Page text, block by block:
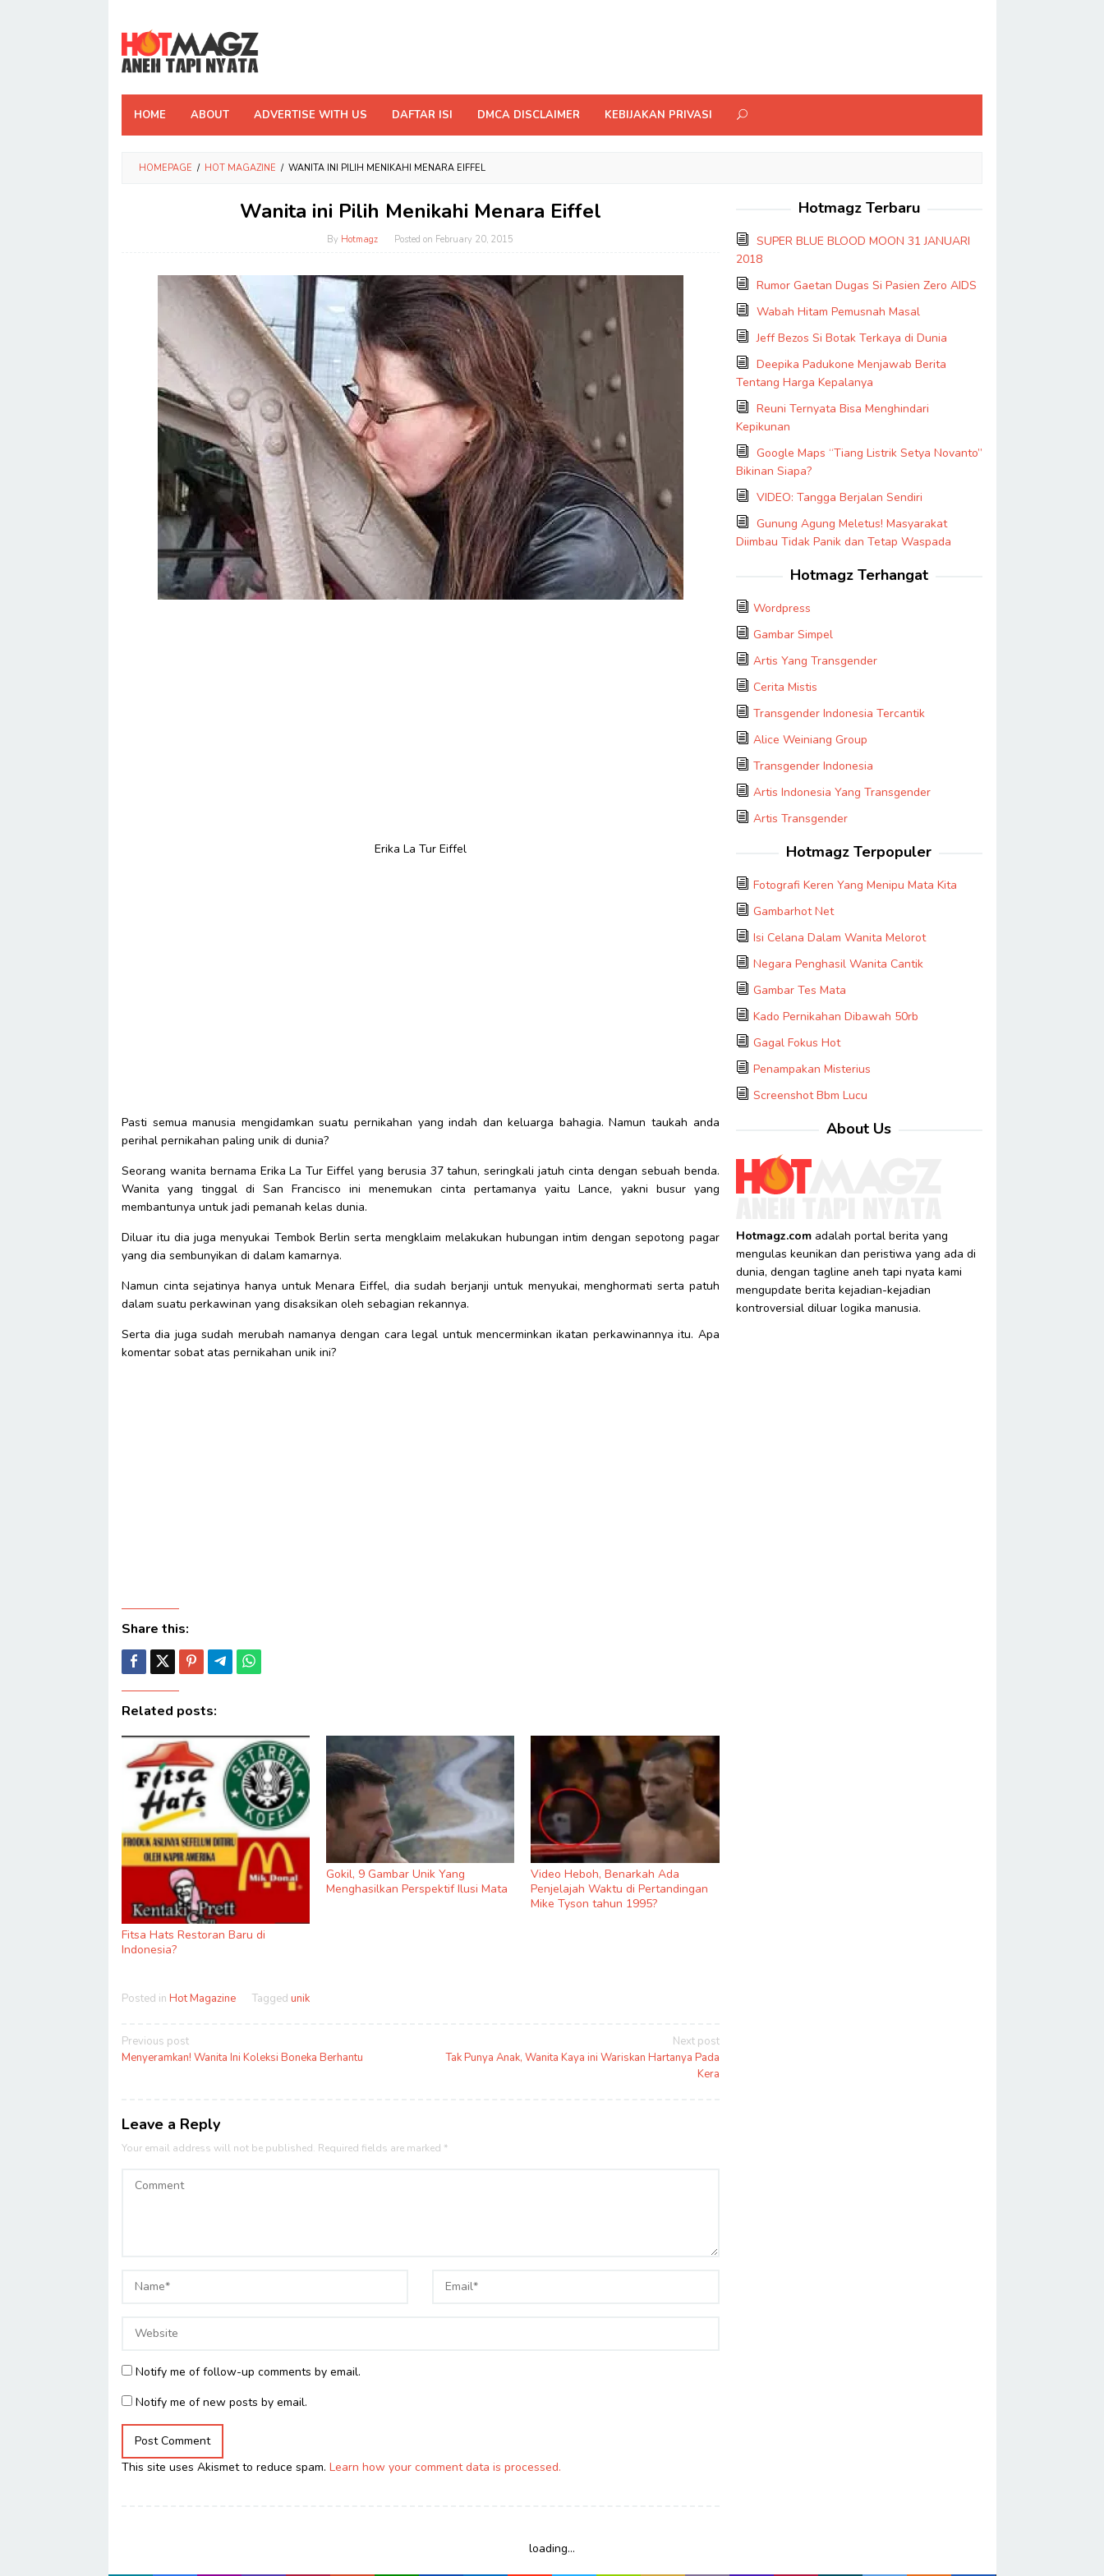
content
HOME ABOUT ADVERTISE WITH US DAFTAR ISI DMCA DISCLAIMER KEBIJAKAN PRIVASI
HOMEPAGE / HOT MAGAZINE / WANITA INI PILIH MENIKAHI MENARA EIFFEL
Wanita ini Pilih Menikahi Menara Eiffel
By Hotmagz Posted on February 20, 2015
Erika La Tur Eiffel
Pasti semua manusia mengidamkan suatu pernikahan yang indah dan keluarga bahagia. Namun taukah anda
perihal pernikahan paling unik di dunia?
Seorang wanita bernama Erika La Tur Eiffel yang berusia 37 tahun, seringkali jatuh cinta dengan sebuah benda.
Wanita yang tinggal di San Francisco ini menemukan cinta pertamanya yaitu Lance, yakni busur yang
membantunya untuk jadi pemanah kelas dunia.
Diluar itu dia juga menyukai Tembok Berlin serta mengklaim melakukan hubungan intim dengan sepotong pagar
yang dia sembunyikan di dalam kamarnya.
Namun cinta sejatinya hanya untuk Menara Eiffel, dia sudah berjanji untuk menyukai, menghormati serta patuh
dalam suatu perkawinan yang disaksikan oleh sebagian rekannya.
Serta dia juga sudah merubah namanya dengan cara legal untuk mencerminkan ikatan perkawinannya itu. Apa
komentar sobat atas pernikahan unik ini?
Share this:
Related posts:
Fitsa Hats Restoran Baru di
Indonesia?
Gokil, 9 Gambar Unik Yang
Menghasilkan Perspektif Ilusi Mata
Video Heboh, Benarkah Ada
Penjelajah Waktu di Pertandingan
Mike Tyson tahun 1995?
Posted in Hot Magazine Tagged unik
Post
navigation
Previous post
Menyeramkan! Wanita Ini Koleksi Boneka Berhantu
Next post
Tak Punya Anak, Wanita Kaya ini Wariskan Hartanya Pada
Kera
Leave a Reply
Your email address will not be published. Required fields are marked *
Notify me of follow-up comments by email.
Notify me of new posts by email.
This site uses Akismet to reduce spam. Learn how your comment data is processed.
Hotmagz Terbaru
SUPER BLUE BLOOD MOON 31 JANUARI
2018
Rumor Gaetan Dugas Si Pasien Zero AIDS
Wabah Hitam Pemusnah Masal
Jeff Bezos Si Botak Terkaya di Dunia
Deepika Padukone Menjawab Berita
Tentang Harga Kepalanya
Reuni Ternyata Bisa Menghindari
Kepikunan
Google Maps “Tiang Listrik Setya Novanto”
Bikinan Siapa?
VIDEO: Tangga Berjalan Sendiri
Gunung Agung Meletus! Masyarakat
Diimbau Tidak Panik dan Tetap Waspada
Hotmagz Terhangat
Wordpress
Gambar Simpel
Artis Yang Transgender
Cerita Mistis
Transgender Indonesia Tercantik
Alice Weiniang Group
Transgender Indonesia
Artis Indonesia Yang Transgender
Artis Transgender
Hotmagz Terpopuler
Fotografi Keren Yang Menipu Mata Kita
Gambarhot Net
Isi Celana Dalam Wanita Melorot
Negara Penghasil Wanita Cantik
Gambar Tes Mata
Kado Pernikahan Dibawah 50rb
Gagal Fokus Hot
Penampakan Misterius
Screenshot Bbm Lucu
About Us
Hotmagz.comadalah portal berita yang
mengulas keunikan dan peristiwa yang ada di
dunia, dengan tagline aneh tapi nyata kami
mengupdate berita kejadian-kejadian
kontroversial diluar logika manusia.
loading...